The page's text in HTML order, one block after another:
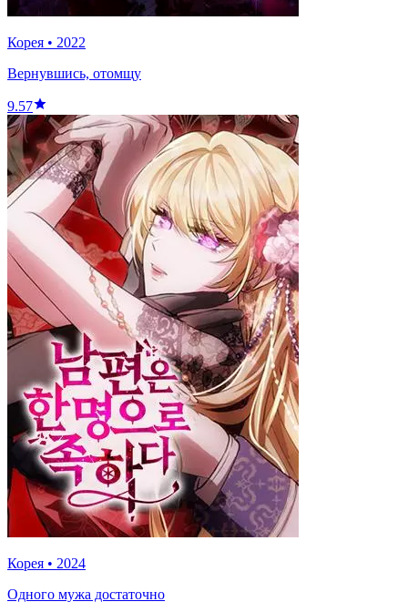
Корея • 2022
Вернувшись, отомщу
9.57
Корея • 2024
Одного мужа достаточно